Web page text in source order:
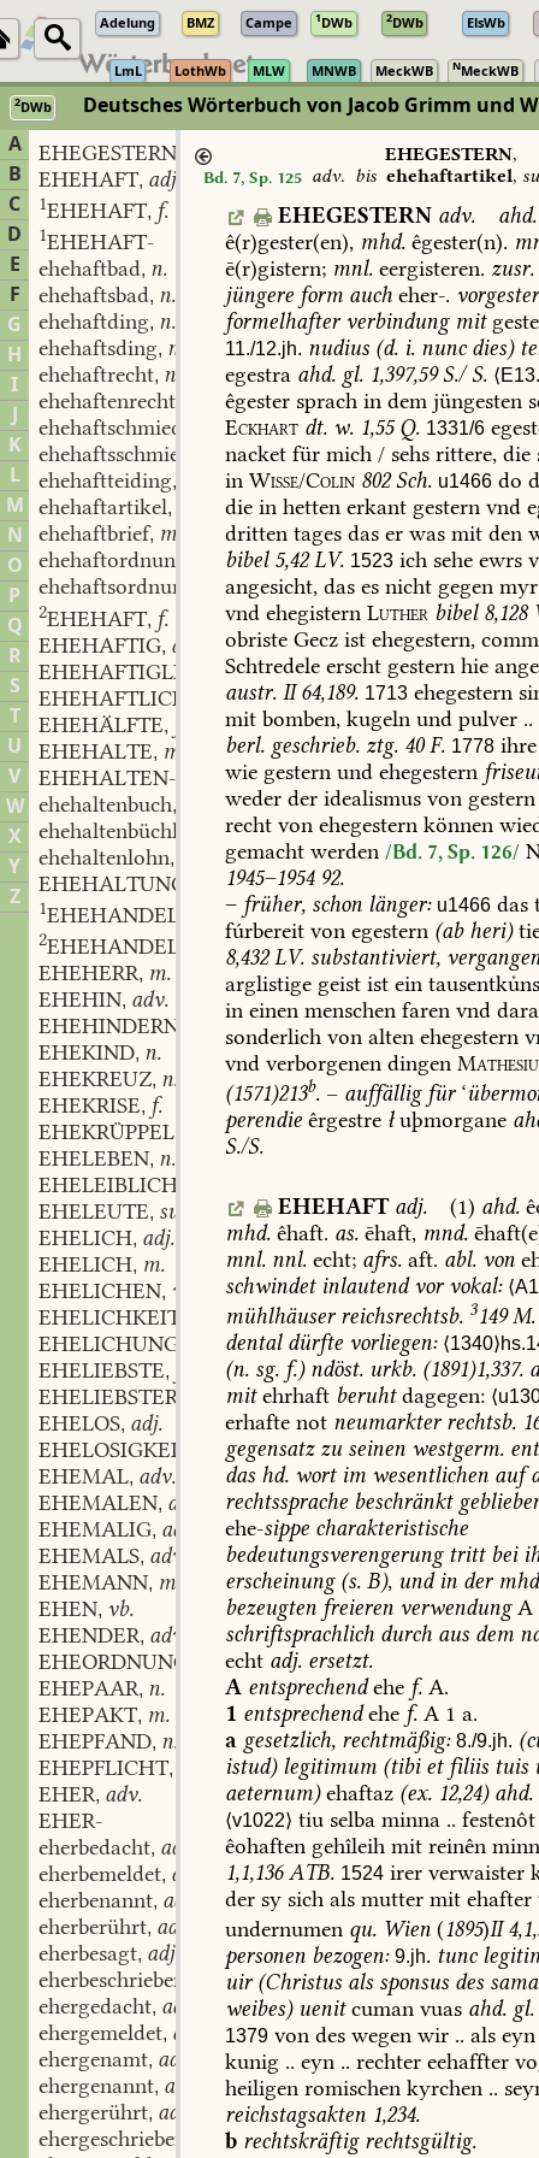
Adelung BMZ Campe 1DWb 2DWb ElsWb
LmL LothWb MLW MNWB MeckWB NMeckWB
2DWb Deutsches Wörterbuch von Jacob Grimm und
A
B
C
D
E
F
G
H
I
J
K
L
M
N
O
P
Q
R
S
T
U
V
W
X
Y
Z
EHEGESTERN
adv.
EHEHAFT, adj.
1EHEHAFT, f.
1EHEHAFT-
ehehaftbad, n.
ehehaftsbad, n.
ehehaftding, n.
ehehaftsding, n.
ehehaftrecht, n.
ehehaftenrecht
ehehaftschmied
ehehaftsschmied
ehehaftteiding,
ehehaftartikel,
subst. pl.
ehehaftbrief, m.
ehehaftordnung
ehehaftsordnung
2EHEHAFT, f.
EHEHAFTIG, adj.
EHEHAFTIGLICH
adv.
EHEHAFTLICH
adj.
EHEHÄLFTE,
EHEHALTE, m.
EHEHALTEN-
ehehaltenbuch,
ehehaltenbüchlein
n.
ehehaltenlohn,
EHEHALTUNG
1EHEHANDEL
2EHEHANDEL
EHEHERR, m.
EHEHIN, adv.
EHEHINDERNIS
EHEKIND, n.
EHEKREUZ, n.
EHEKRISE, f.
EHEKRÜPPEL
EHELEBEN, n.
EHELEIBLICH
EHELEUTE, subst.
EHELICH, adj.
EHELICH, m.
EHELICHEN, vb.
EHELICHKEIT
EHELICHUNG
EHELIEBSTE,
EHELIEBSTER
EHELOS, adj.
EHELOSIGKEIT
EHEMAL, adv.
EHEMALEN, adv.
EHEMALIG, adj.
EHEMALS, adv.
EHEMANN, m.
EHEN, vb.
EHENDER, adv.
EHEORDNUNG
EHEPAAR, n.
EHEPAKT, m.
EHEPFAND, n.
EHEPFLICHT,
EHER, adv.
EHER-
eherbedacht, adj.
eherbemeldet, adj.
eherbenannt, adj.
eherberührt, adj.
eherbesagt, adj.
eherbeschrieben
adj.
ehergedacht, adj.
ehergemeldet, adj.
ehergenamt, adj.
ehergenannt, adj.
ehergerührt, adj.
ehergeschrieben
adj.
Bd. 7, Sp. 125
EHEGESTERN,
adv. bis ehehaftartikel,
EHEGESTERN adv.
ahd.
ê(r)gester(en), mhd. êgester(n).
ē(r)gistern; mnl. eergisteren. zusr.
jüngere form auch eher-.
formelhafterverbindungmit
11./12.jh. nudius (d. i. nuncdies)
egestra ahd. gl. 1,397,59S./S.
êgester sprach in dem jüngesten
Eckhart dt. w. 1,55Q. 1331/6
nacket für mich / sehs rittere, die
in Wisse/Colin 802Sch. u1466 do
die in hetten erkant gestern vnd
dritten tages das er was mit den
bibel5,42LV. 1523 ich sehe ewrs
angesicht, das es nicht gegen myr
vnd ehegistern Luther bibel8,128
obriste Gecz ist ehegestern,
Schtredele erscht gestern hie
austr. II64,189. 1713 ehegestern
mit bomben, kugeln und pulver ..
berl. geschrieb. ztg. 40F. 1778 ihre
wie gestern und ehegestern
weder der idealismus von gestern
recht von ehegestern können
gemacht werden /Bd. 7, Sp. 126/
1945–195492.
– früher, schon länger: u1466 das
fúrbereit von egestern (abheri)
8,432LV. substantiviert,
arglistige geist ist ein
in einen menschen faren vnd
sonderlich von alten ehegestern
vnd verborgenen dingen
(1571)213b. – auffälligfür‘
perendie êrgestre łuþmorgane
S./S.
EHEHAFT adj. (1) ahd.
mhd. êhaft. as. ēhaft, mnd.
mnl. nnl. echt; afrs. aft. abl. von
schwindetinlautendvorvokal:
mühlhäuserreichsrechtsb. 3149M.
dentaldürfte vorliegen:
(n. sg. f.) ndöst. urkb. (1891)1,337.
mitehrhaft beruhtdagegen:
erhafte not neumarkterrechtsb.
gegensatzzu seinen westgerm.
das hd. wortim wesentlichen auf
rechtssprache beschränkt
ehe-sippe charakteristische
bedeutungsverengerungtrittbei
erscheinung (s. B), undin der
bezeugten freieren verwendungA
schriftsprachlich durch aus dem
echt adj. ersetzt.
A entsprechendehe f. A.
1 entsprechendehe f. A 1 a.
a gesetzlich, rechtmäßig: 8./9.jh. (
istud) legitimum (tibietfiliis tuis
aeternum)ehaftaz (ex. 12,24) ahd.
⟨v1022⟩ tiu selba minna .. festenôt
êohaften gehîleih mit reinên
1,1,136ATB. 1524 irer verwaister
der sy sich als mutter mit ehafter
undernumen qu. Wien (1895)II
personen bezogen: 9.jh. tunc
uir (Christus als sponsus des
weibes) uenitcuman vuas ahd. gl.
1379 von des wegen wir .. als eyn
kunig .. eyn .. rechter eehaffter
heiligen romischen kyrchen ..
reichstagsakten 1,234.
b rechtskräftigrechtsgültig.